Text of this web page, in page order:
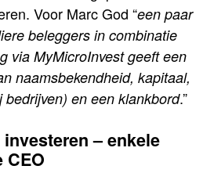
Voor Marc God “een paar
beleggers in combinatie
via MyMicroInvest geeft een
naamsbekendheid, kapitaal,
en een klankbord.”
– enkele
CEO